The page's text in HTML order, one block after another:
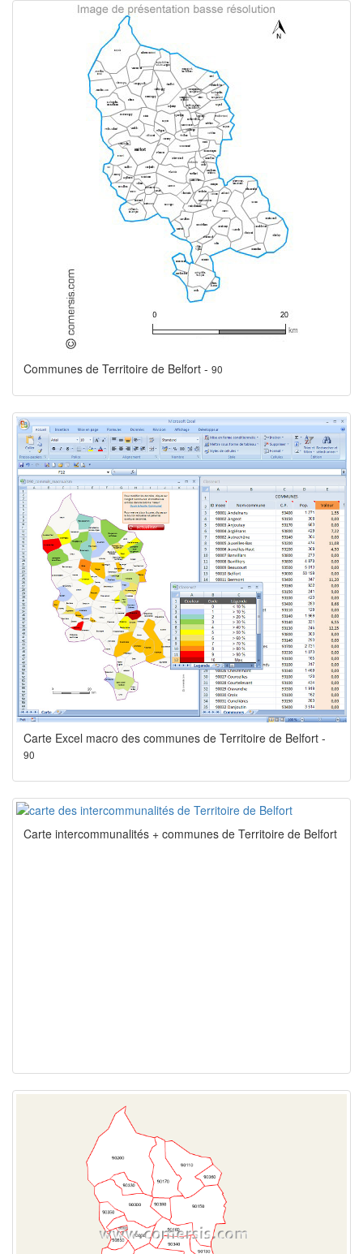
Communes de Territoire de Belfort - 90
Carte Excel macro des communes de Territoire de Belfort -
90
Carte intercommunalités + communes de Territoire de Belfort